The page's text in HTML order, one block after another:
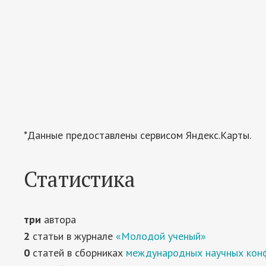
*Данные предоставлены сервисом Яндекс.Карты.
Статистика
три автора
2 статьи в журнале «Молодой ученый»
0 статей в сборниках международных научных